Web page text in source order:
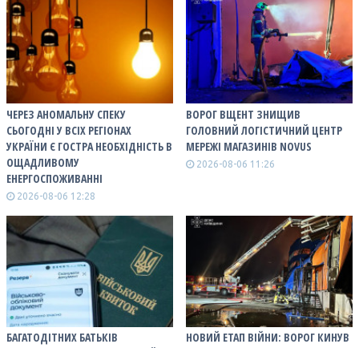
ЧЕРЕЗ АНОМАЛЬНУ СПЕКУ
СЬОГОДНІ У ВСІХ РЕГІОНАХ
УКРАЇНИ Є ГОСТРА НЕОБХІДНІСТЬ В
ОЩАДЛИВОМУ
ЕНЕРГОСПОЖИВАННІ
2026-08-06 12:28
ВОРОГ ВЩЕНТ ЗНИЩИВ
ГОЛОВНИЙ ЛОГІСТИЧНИЙ ЦЕНТР
МЕРЕЖІ МАГАЗИНІВ NOVUS
2026-08-06 11:26
БАГАТОДІТНИХ БАТЬКІВ
НОВИЙ ЕТАП ВІЙНИ: ВОРОГ КИНУВ